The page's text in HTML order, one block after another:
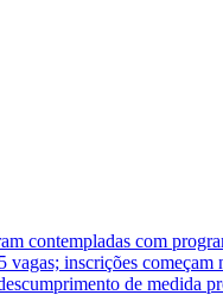
contempladas com
inscrições começam
de medida